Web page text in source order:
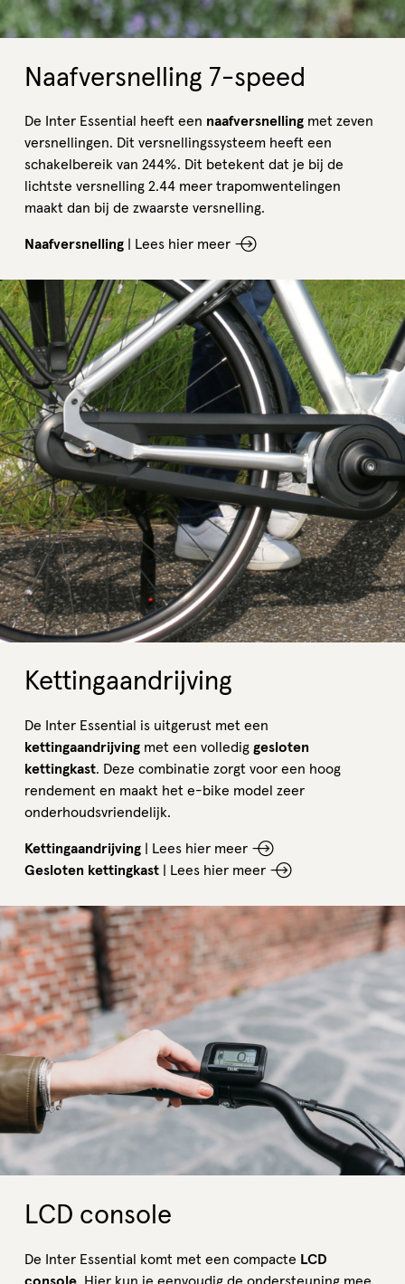
Naafversnelling 7-speed
De Inter Essential heeft een naafversnellingmet zeven
versnellingen. Dit versnellingssysteem heeft een
schakelbereik van 244%. Dit betekent dat je bij de
lichtste versnelling 2.44 meer trapomwentelingen
maakt dan bij de zwaarste versnelling.
Naafversnelling| Lees hier meer
Kettingaandrijving
De Inter Essential is uitgerust met een
kettingaandrijvingmet een volledig gesloten
kettingkast. Deze combinatie zorgt voor een hoog
rendement en maakt het e-bike model zeer
onderhoudsvriendelijk.
Kettingaandrijving
Lees hier meer
Gesloten kettingkast
Lees hier meer
LCD console
De Inter Essential komt met een compacte LCD
console. Hier kun je eenvoudig de ondersteuning mee